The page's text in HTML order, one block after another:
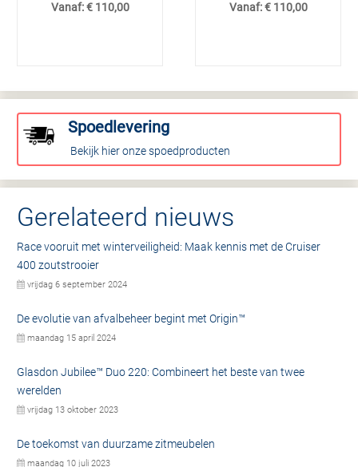
Vanaf:€ 110,00
Vanaf:€ 110,00
Spoedlevering
Bekijk hier onze spoedproducten
Gerelateerd nieuws
Race vooruit met winterveiligheid: Maak kennis met de Cruiser
400 zoutstrooier
vrijdag 6 september 2024
De evolutie van afvalbeheer begint met Origin™
maandag 15 april 2024
Glasdon Jubilee™ Duo 220: Combineert het beste van twee
werelden
vrijdag 13 oktober 2023
De toekomst van duurzame zitmeubelen
maandag 10 juli 2023